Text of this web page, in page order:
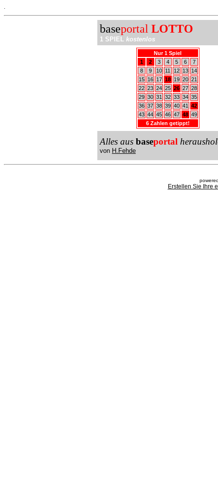
baseportal LOTTO
1 SPIEL kostenlos
Nur 1 Spiel
1
2 3 4 5 6
7
8
9 10 11 12 13
14
15
16 17 18 19 20 21
22 23 24 25 26 27 28
29 30 31 32 33 34 35
36 37 38 39 40 41
42
43 44 45 46 47 48 49
6 Zahlen getippt!
Alles aus baseportal
von H.Fehde
Erstellen Sie Ihre